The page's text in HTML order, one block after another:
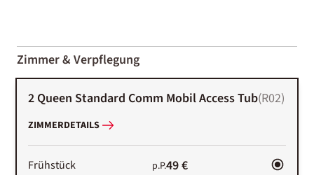
01-02
Zimmer & Verpflegung
2 Queen Standard Comm Mobil Access Tub(R02)
ZIMMERDETAILS
Frühstück p.P.49 €